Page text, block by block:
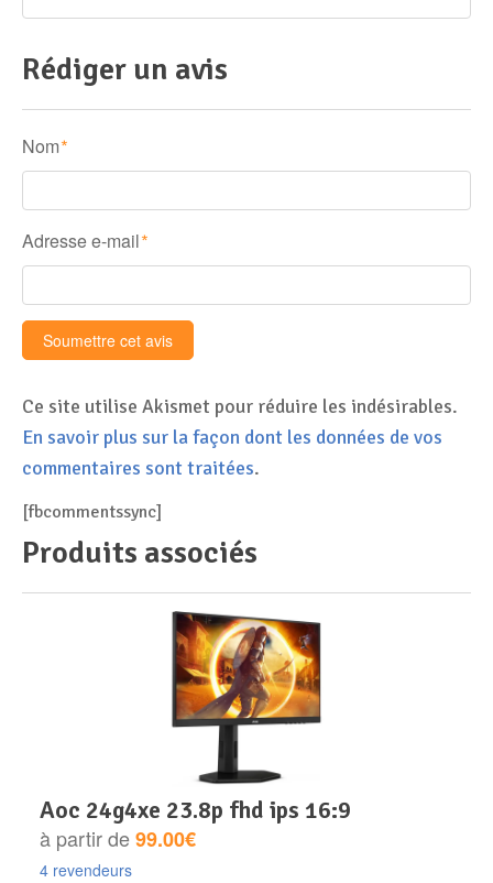
Rédiger un avis
Nom *
Adresse e-mail *
Ce site utilise Akismet pour réduire les indésirables.
En savoir plus sur la façon dont les données de vos
commentaires sont traitées.
[fbcommentssync]
Produits associés
aoc 24g4xe 23.8p fhd ips 16:9
à partir de99.00€
4 revendeurs